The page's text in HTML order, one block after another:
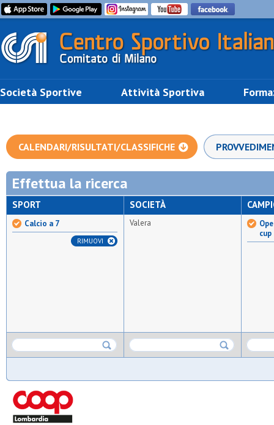
Società Sportive Attività Sportiva
CALENDARI/RISULTATI/CLASSIFICHE
Effettua la ricerca
SPORT
Calcio a 7
RIMUOVI
SOCIETÀ
Valera
cup